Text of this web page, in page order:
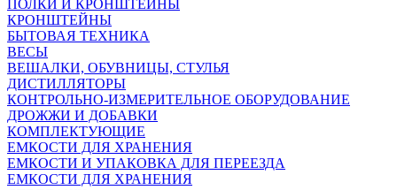
ПОЛКИ И КРОНШТЕЙНЫ
КРОНШТЕЙНЫ
БЫТОВАЯ ТЕХНИКА
ВЕСЫ
ВЕШАЛКИ, ОБУВНИЦЫ, СТУЛЬЯ
ДИСТИЛЛЯТОРЫ
КОНТРОЛЬНО-ИЗМЕРИТЕЛЬНОЕ ОБОРУДОВАНИЕ
ДРОЖЖИ И ДОБАВКИ
КОМПЛЕКТУЮЩИЕ
ЕМКОСТИ ДЛЯ ХРАНЕНИЯ
ЕМКОСТИ И УПАКОВКА ДЛЯ ПЕРЕЕЗДА
ЕМКОСТИ ДЛЯ ХРАНЕНИЯ